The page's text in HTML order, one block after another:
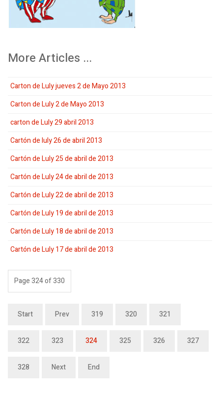
More Articles ...
Carton de Luly jueves 2 de Mayo 2013
Carton de Luly 2 de Mayo 2013
carton de Luly 29 abril 2013
Cartón de luly 26 de abril 2013
Cartón de Luly 25 de abril de 2013
Cartón de Luly 24 de abril de 2013
Cartón de Luly 22 de abril de 2013
Cartón de Luly 19 de abril de 2013
Cartón de Luly 18 de abril de 2013
Cartón de Luly 17 de abril de 2013
Page 324 of 330
Start Prev 319 320 321
322 323 324 325 326 327
328 Next End